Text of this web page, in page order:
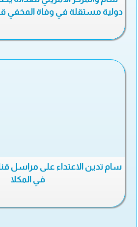
دولية مستقلة في وفاة
سام تدين الاعتداء على مراسل
في المكلا